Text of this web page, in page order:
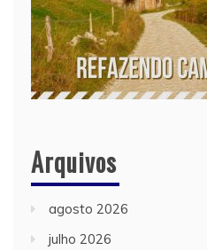
Arquivos
agosto 2026
julho 2026